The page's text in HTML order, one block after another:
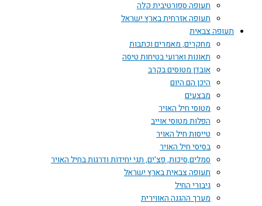
תעופה ספורטיבית קלה
תעופה אזרחית בארץ ישראל
תעופה צבאית
מחקרים, מאמרים וכתבות
תאונות וארועי בטיחות טיסה
אובדן מטוסים בקרב
היכן הם היום
מבצעים
מטוסי חיל האויר
הפלות מטוסי אוייב
טייסות חיל האויר
בסיסי חיל האויר
סמלים,סיכות, פצ'ים, תגי יחידות ודרגות בחיל האויר
תעופה צבאית בארץ ישראל
גיבורי החיל
מערך ההגנה האווירית